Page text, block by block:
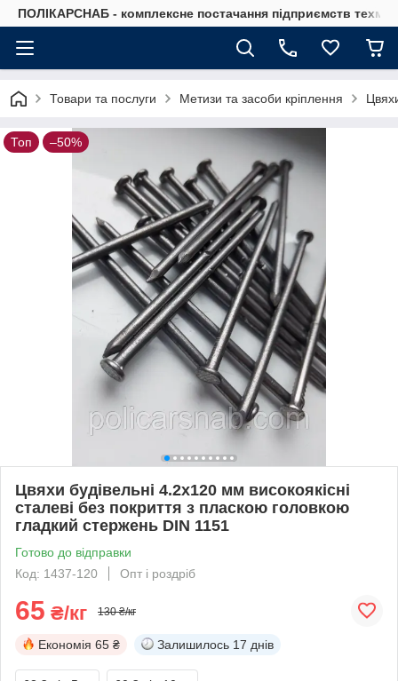
ПОЛІКАРСНАБ - комплексне постачання підприємств
Товари та послуги Метизи та засоби кріплення
Топ –50%
Цвяхи будівельні 4.2х120 мм високоякісні
сталеві без покриття з пласкою головкою
гладкий стержень DIN 1151
Готово до відправки
Код: 1437-120
Опт і роздріб
65 ₴/кг 130 ₴/кг
Економія 65 ₴ Залишилось 17 днів